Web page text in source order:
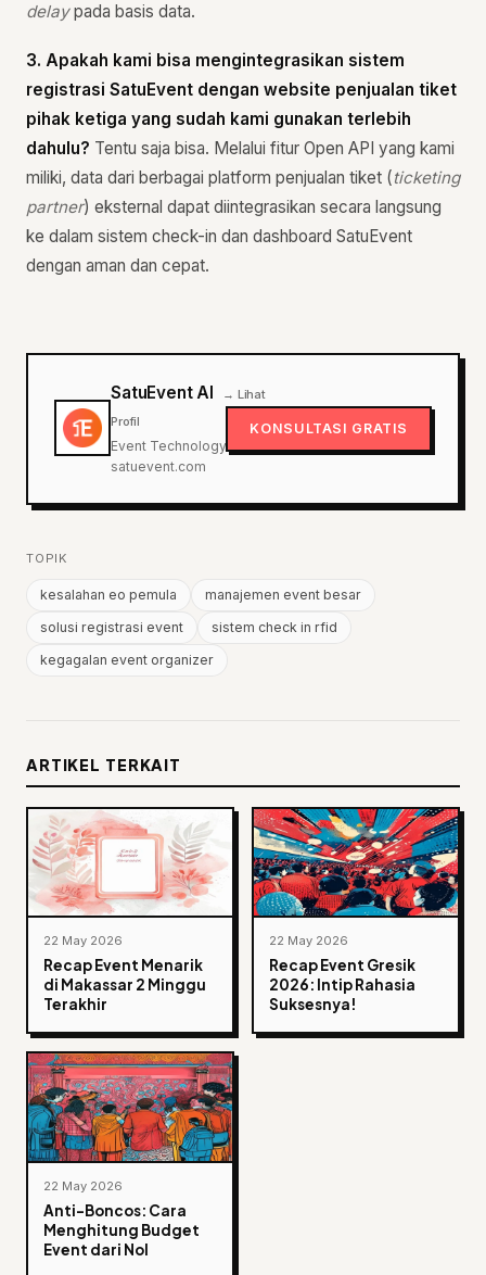
delaypada basis data.
3. Apakah kami bisa mengintegrasikan sistem
registrasi SatuEvent dengan website penjualan tiket
pihak ketiga yang sudah kami gunakan terlebih
dahulu? Tentu saja bisa. Melalui fitur Open API yang kami
miliki, data dari berbagai platform penjualan tiket (ticketing
partner) eksternal dapat diintegrasikan secara langsung
ke dalam sistem check-in dan dashboard SatuEvent
dengan aman dan cepat.
SatuEvent AI
→ Lihat
Profil
Event Technology Expert ·
satuevent.com
KONSULTASI GRATIS
TOPIK
kesalahan eo pemula
manajemen event besar
solusi registrasi event
sistem check in rfid
kegagalan event organizer
ARTIKEL TERKAIT
22 May 2026
Recap Event Menarik
di Makassar 2 Minggu
Terakhir
22 May 2026
Recap Event Gresik
2026: Intip Rahasia
Suksesnya!
22 May 2026
Anti-Boncos: Cara
Menghitung Budget
Event dari Nol